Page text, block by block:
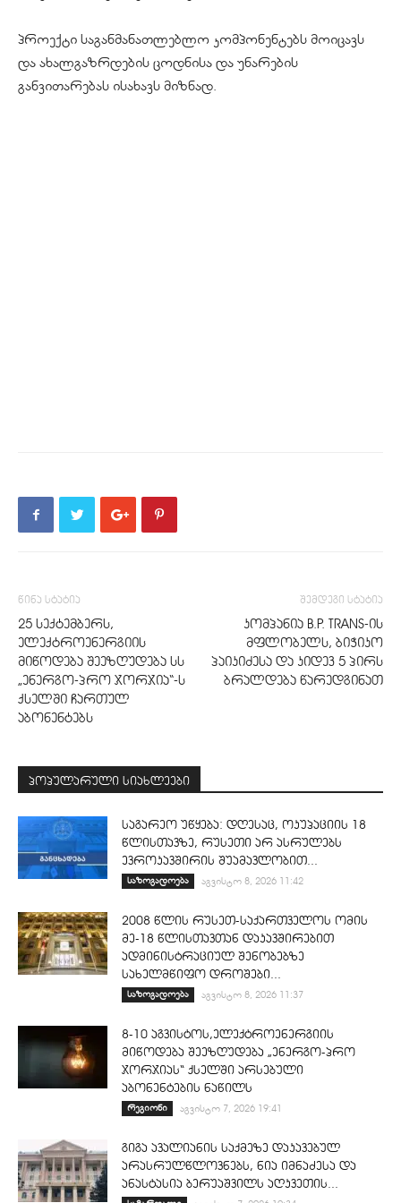
პროექტი საგანმანათლებლო კომპონენტებს მოიცავს
და ახალგაზრდების ცოდნისა და უნარების
განვითარებას ისახავს მიზნად.
წინა სტატია
25 სექტემბერს,
ელექტროენერგიის
მიწოდება შეეზღუდება სს
„ენერგო-პრო ჯორჯია“-ს
ქსელში ჩართულ
აბონენტებს
შემდეგი სტატია
კომპანია B.P. TRANS-ის
მფლობელს, ბიჭიკო
პაიკიძესა და კიდევ 5 პირს
ბრალდება წარედგინათ
პოპულარული სიახლეები
საგარეო უწყება: დღესაც, ოკუპაციის 18
წლისთავზე, რუსეთი არ ასრულებს
ევროკავშირის შუამავლობით...
საზოგადოება აგვისტო 8, 2026 11:42
2008 წლის რუსეთ-საქართველოს ომის
მე-18 წლისთავთან დაკავშირებით
ადმინისტრაციულ შენობებზე
სახელმწიფო დროშები...
საზოგადოება აგვისტო 8, 2026 11:37
8-10 აგვისტოს,ელექტროენერგიის
მიწოდება შეეზღუდება „ენერგო-პრო
ჯორჯიას“ ქსელში არსებული
აბონენტების ნაწილს
რეგიონი აგვისტო 7, 2026 19:41
გიგა ავალიანის საქმეზე დაკავებულ
არასრულწლოვნებს, ნია იმნაძესა და
ანასტასია ბერუაშვილს აღკვეთის...